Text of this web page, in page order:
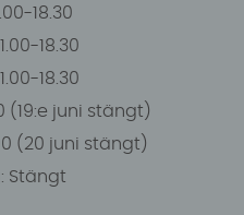
18.30
18.30
18.30
(19:e juni stängt)
(20 juni stängt)
Stängt